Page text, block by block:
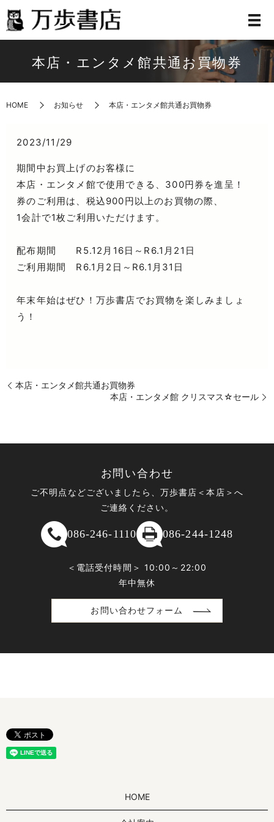
本店・エンタメ館共通お買物券
HOME お知らせ 本店・エンタメ館共通お買物券
2023/11/29
期間中お買上げのお客様に
本店・エンタメ館で使用できる、300円券を進呈！
券のご利用は、税込900円以上のお買物の際、
1会計で1枚ご利用いただけます。
配布期間 R5.12月16日～R6.1月21日
ご利用期間 R6.1月2日～R6.1月31日
年末年始はぜひ！万歩書店でお買物を楽しみましょ
う！
本店・エンタメ館共通お買物券
本店・エンタメ館 クリスマス☆セール
お問い合わせ
ご不明点などございましたら、万歩書店＜本店＞へ
ご連絡ください。
086-246-1110 086-244-1248
＜電話受付時間＞ 10:00～22:00
年中無休
お問い合わせフォーム
HOME